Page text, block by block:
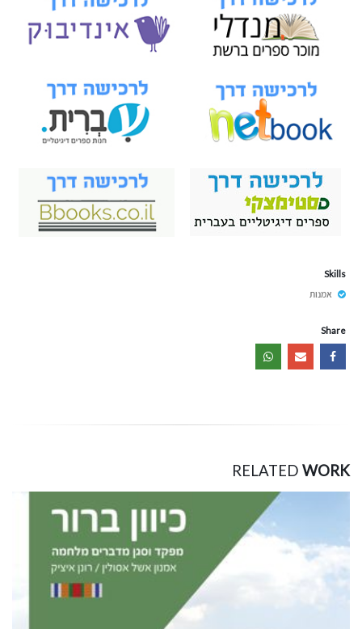
Skills
אמנות
Share
RELATED WORK